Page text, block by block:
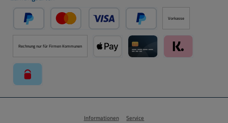
PayPal Kredit- oder Debitkarte über PayPal
Später Bezahlen über PayPal
Vorkasse
Rechnung nur für Firmen Kommunen
Informationen Service